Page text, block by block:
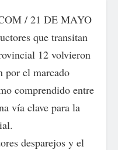
/ 21 DE MAYO
que transitan
12 volvieron
por el marcado
comprendido entre
vía clave para la
desparejos y el